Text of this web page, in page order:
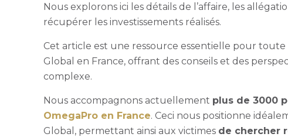
Nous explorons ici les détails de l’affaire, les
récupérer les investissements réalisés.
Cet article est une ressource essentielle pour
Global en France, offrant des conseils et des
complexe.
Nous accompagnons actuellement plus de 3000
OmegaPro en France. Ceci nous positionne
Global, permettant ainsi aux victimes de chercher